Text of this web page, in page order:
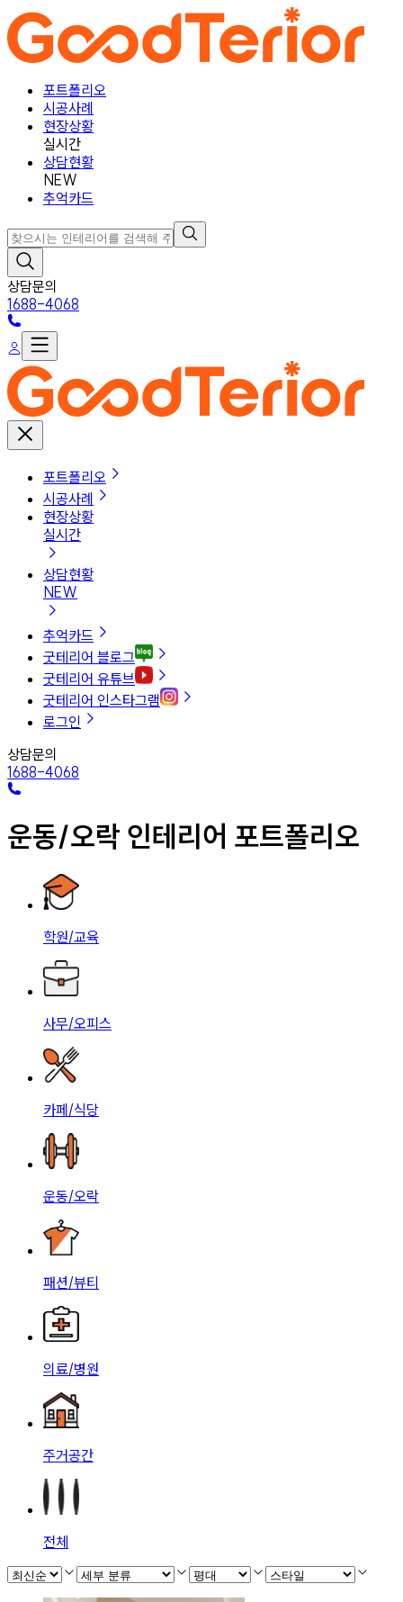
포트폴리오
시공사례
현장상황
실시간
상담현황
NEW
추억카드
상담문의
1688-4068
포트폴리오
시공사례
현장상황
실시간
상담현황
NEW
추억카드
굿테리어 블로그
굿테리어 유튜브
굿테리어 인스타그램
로그인
상담문의
1688-4068
운동/오락 인테리어 포트폴리오
학원/교육
사무/오피스
카페/식당
운동/오락
패션/뷰티
의료/병원
주거공간
전체